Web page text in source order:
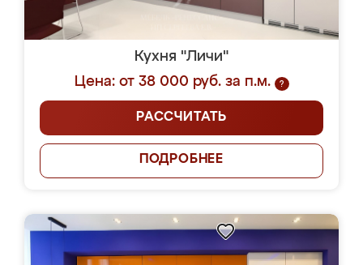
Кухня "Личи"
Цена: от 38 000 руб. за п.м.
?
РАССЧИТАТЬ
ПОДРОБНЕЕ